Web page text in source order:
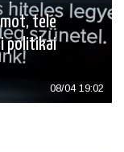
tele
politikai
08/04 19:02